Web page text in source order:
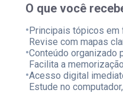
O que você
•Principais tópicos em
Revise com mapas
•Conteúdo organizado
Facilita a
•Acesso digital
Estude no